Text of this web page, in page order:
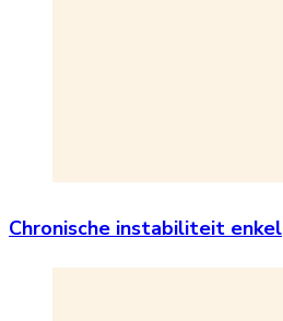
Chronische instabiliteit enkel